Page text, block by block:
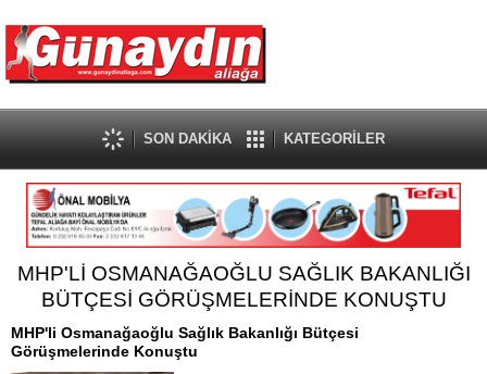
SON DAKİKA KATEGORİLER
MHP'Lİ OSMANAĞAOĞLU SAĞLIK BAKANLIĞI
BÜTÇESİ GÖRÜŞMELERİNDE KONUŞTU
MHP'li Osmanağaoğlu Sağlık Bakanlığı Bütçesi
Görüşmelerinde Konuştu